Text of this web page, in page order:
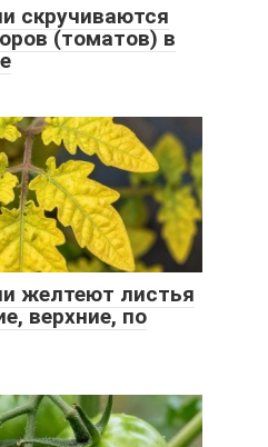
скручиваются
(томатов) в
желтеют листья
верхние, по